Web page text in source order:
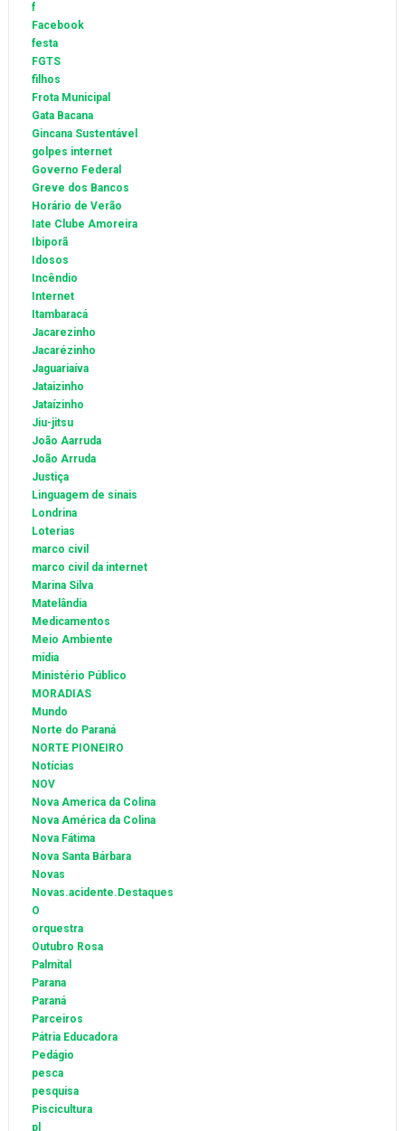
f
Facebook
festa
FGTS
filhos
Frota Municipal
Gata Bacana
Gincana Sustentável
golpes internet
Governo Federal
Greve dos Bancos
Horário de Verão
Iate Clube Amoreira
Ibiporã
Idosos
Incêndio
Internet
Itambaracá
Jacarezinho
Jacarézinho
Jaguariaíva
Jataizinho
Jataízinho
Jiu-jitsu
João Aarruda
João Arruda
Justiça
Linguagem de sinais
Londrina
Loterias
marco civil
marco civil da internet
Marina Silva
Matelândia
Medicamentos
Meio Ambiente
mídia
Ministério Público
MORADIAS
Mundo
Norte do Paraná
NORTE PIONEIRO
Notícias
NOV
Nova America da Colina
Nova América da Colina
Nova Fátima
Nova Santa Bárbara
Novas
Novas.acidente.Destaques
O
orquestra
Outubro Rosa
Palmital
Parana
Paraná
Parceiros
Pátria Educadora
Pedágio
pesca
pesquisa
Piscicultura
pl